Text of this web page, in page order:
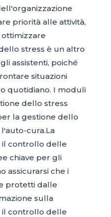
priorità alle attività,
stress è un altro
assistenti, poiché
situazioni
quotidiano. I moduli
dello stress
la gestione dello
cura.La
il controllo delle
chiave per gli
assicurarsi che i
protetti dalle
sulla
il controllo delle